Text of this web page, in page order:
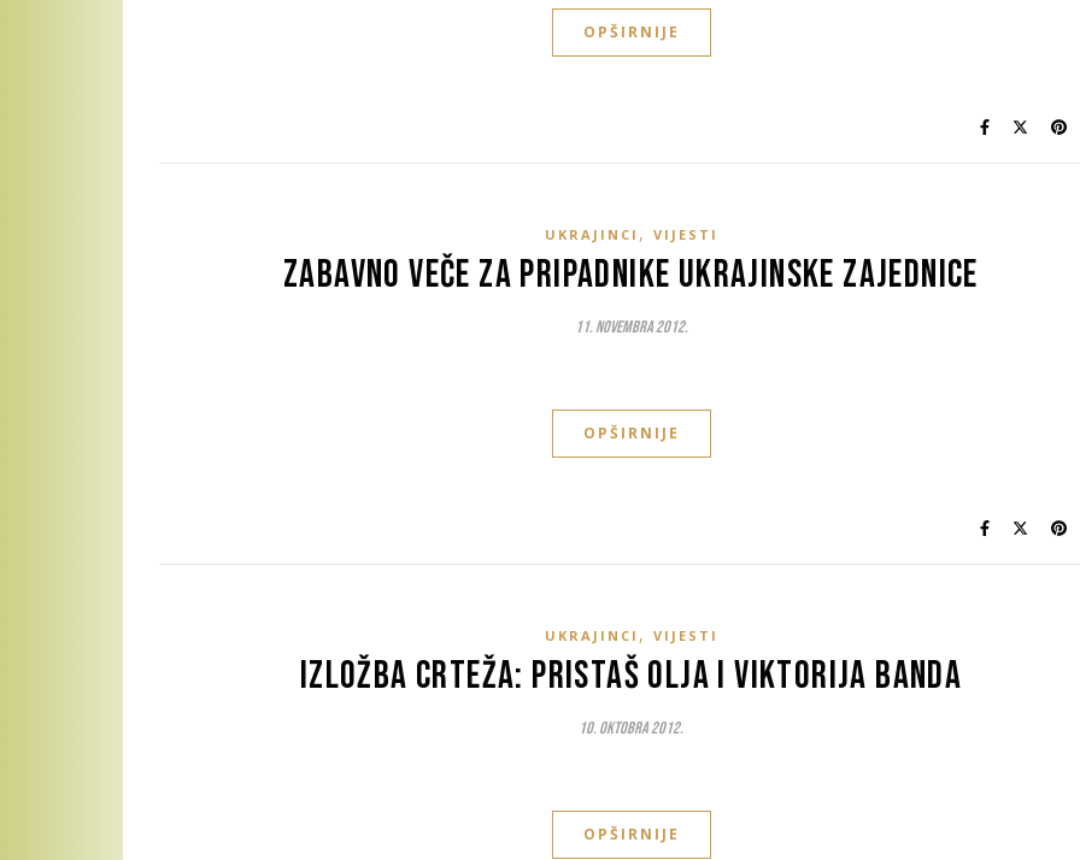
OPŠIRNIJE
UKRAJINCI , VIJESTI
Zabavno veče za pripadnike ukrajinske zajednice
11. Novembra 2012.
OPŠIRNIJE
UKRAJINCI , VIJESTI
Izložba crteža: Pristaš Olja i Viktorija Banda
10. Oktobra 2012.
OPŠIRNIJE